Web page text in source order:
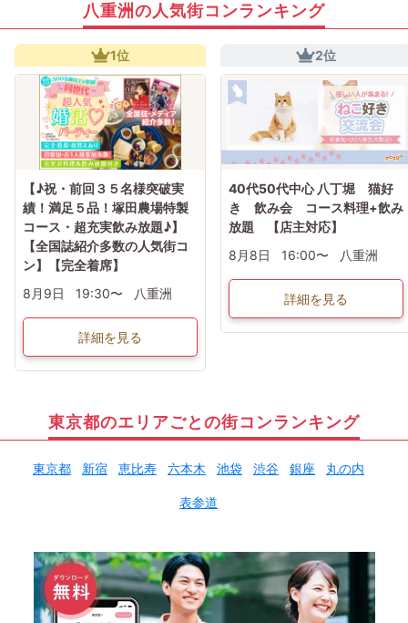
八重洲の人気街コンランキング
1位
【♪祝・前回３５名様突破実
績！満足５品！塚田農場特製
コース・超充実飲み放題♪】
【全国誌紹介多数の人気街コ
ン】【完全着席】
8月9日
19:30〜 八重洲
詳細を見る
2位
40代50代中心 八丁堀 猫好
き 飲み会 コース料理+飲み
放題 【店主対応】
8月8日
16:00〜 八重洲
詳細を見る
東京都のエリアごとの街コンランキング
東京都 新宿 恵比寿 六本木 池袋 渋谷 銀座 丸の内
表参道